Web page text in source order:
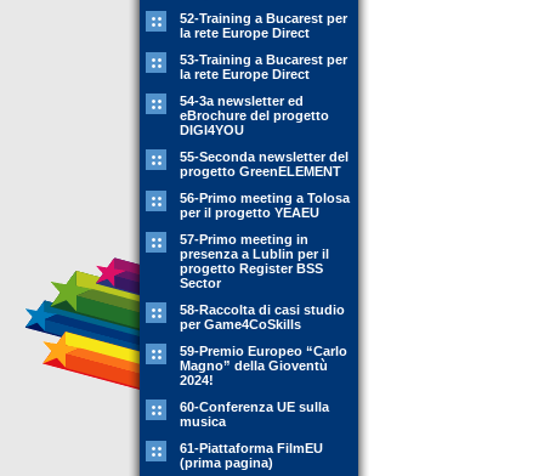
52-Training a Bucarest per
la rete Europe Direct
53-Training a Bucarest per
la rete Europe Direct
54-3a newsletter ed
eBrochure del progetto
DIGI4YOU
55-Seconda newsletter del
progetto GreenELEMENT
56-Primo meeting a Tolosa
per il progetto YEAEU
57-Primo meeting in
presenza a Lublin per il
progetto Register BSS
Sector
58-Raccolta di casi studio
per Game4CoSkills
59-Premio Europeo “Carlo
Magno” della Gioventù
2024!
60-Conferenza UE sulla
musica
61-Piattaforma FilmEU
(prima pagina)